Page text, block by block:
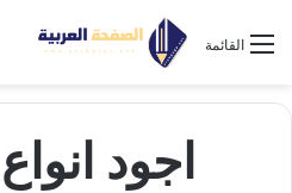
القائمة
اجود